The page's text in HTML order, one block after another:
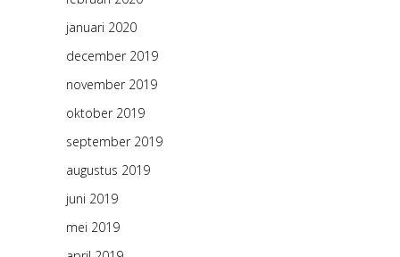
januari 2020
december 2019
november 2019
oktober 2019
september 2019
augustus 2019
juni 2019
mei 2019